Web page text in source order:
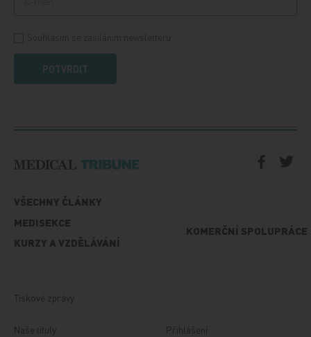
POTVRDIT
VŠECHNY ČLÁNKY
MEDISEKCE
KURZY A VZDĚLÁVÁNÍ
KOMERČNÍ SPOLUPRÁCE
Tiskové zprávy
Naše tituly
Přihlášení